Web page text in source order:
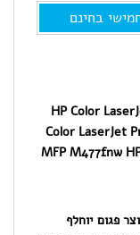
HP Color
Color
MFP M477fnw
יוחלף